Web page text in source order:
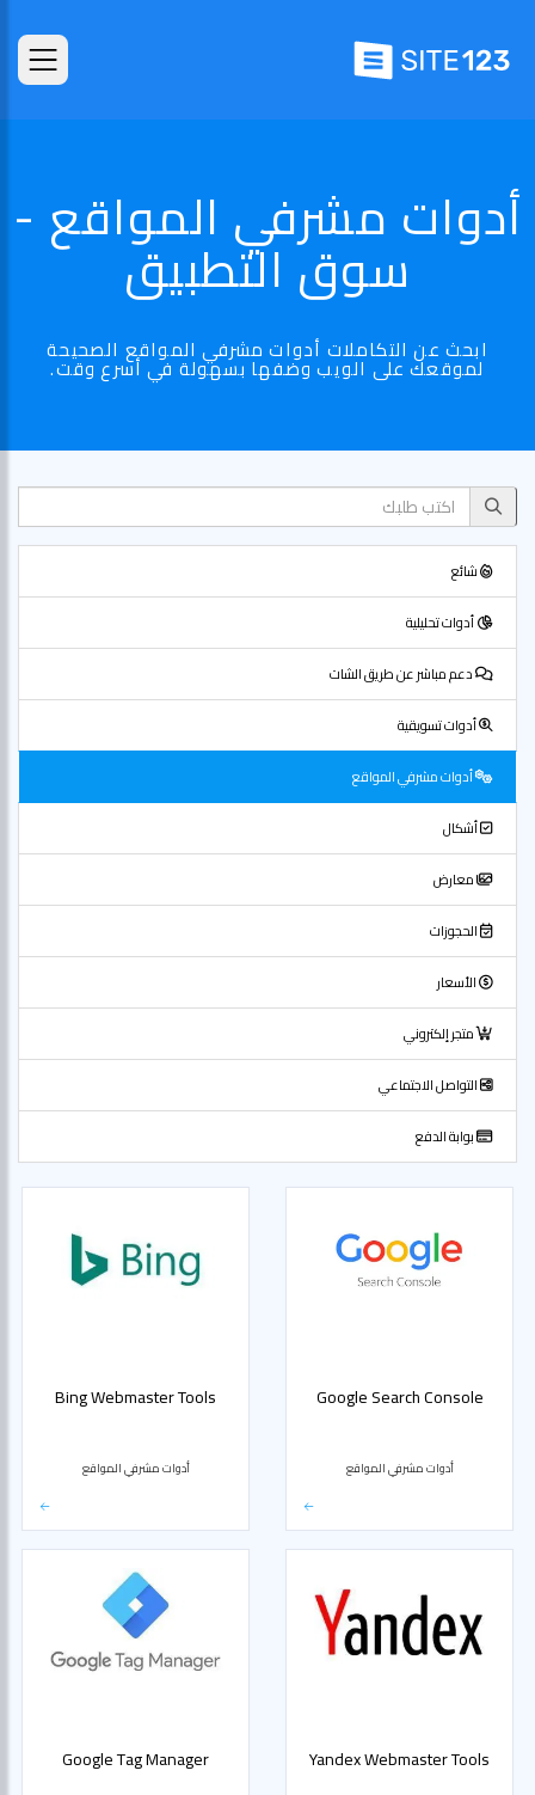
أدوات مشرفي المواقع -
سوق التطبيق
ابحث عن التكاملات أدوات مشرفي المواقع الصحيحة
لموقعك على الويب وضفها بسهولة في أسرع وقت.
شائع
أدوات تحليلية
دعم مباشر عن طريق الشات
أدوات تسويقية
أدوات مشرفي المواقع
أشكال
معارض
الحجوزات
الأسعار
متجر إلكتروني
التواصل الاجتماعي
بوابة الدفع
Google Search Console
أدوات مشرفي المواقع
Bing Webmaster Tools
أدوات مشرفي المواقع
Yandex Webmaster Tools
Google Tag Manager